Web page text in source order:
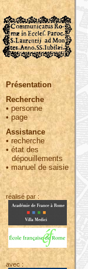
Présentation
Recherche
• personne
•page
Assistance
• recherche
•état des
dépouillements
•manuel de saisie
réalisé par :
avec :